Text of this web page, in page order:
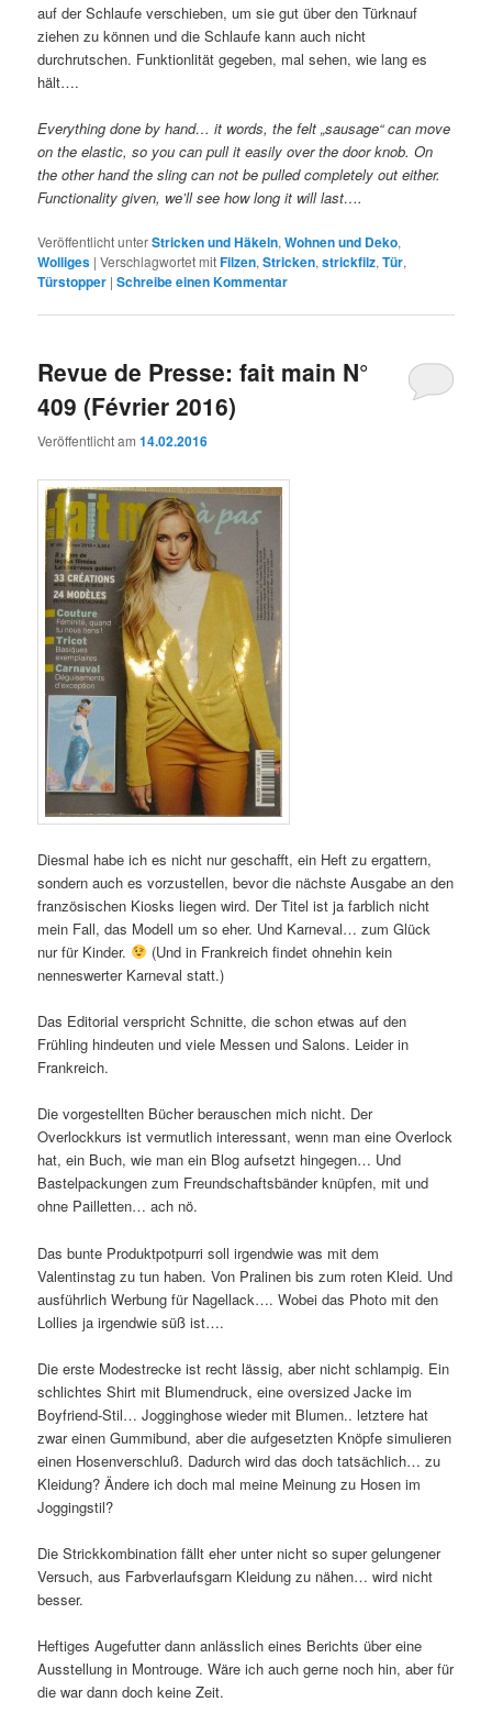
auf der Schlaufe verschieben, um sie gut über den Türknauf
ziehen zu können und die Schlaufe kann auch nicht
durchrutschen. Funktionlität gegeben, mal sehen, wie lang es
hält….
Everything done by hand… it words, the felt „sausage“ can move
on the elastic, so you can pull it easily over the door knob. On
the other hand the sling can not be pulled completely out either.
Functionality given, we’ll see how long it will last….
Veröffentlicht unterStricken und Häkeln,Wohnen und Deko,
Wolliges |Verschlagwortet mitFilzen,Stricken,strickfilz,Tür,
Türstopper |Schreibe einen Kommentar
Revue de Presse: fait main N°
409 (Février 2016)
Veröffentlicht am14.02.2016
Diesmal habe ich es nicht nur geschafft, ein Heft zu ergattern,
sondern auch es vorzustellen, bevor die nächste Ausgabe an den
französischen Kiosks liegen wird. Der Titel ist ja farblich nicht
mein Fall, das Modell um so eher. Und Karneval… zum Glück
nur für Kinder.
(Und in Frankreich findet ohnehin kein
nenneswerter Karneval statt.)
Das Editorial verspricht Schnitte, die schon etwas auf den
Frühling hindeuten und viele Messen und Salons. Leider in
Frankreich.
Die vorgestellten Bücher berauschen mich nicht. Der
Overlockkurs ist vermutlich interessant, wenn man eine Overlock
hat, ein Buch, wie man ein Blog aufsetzt hingegen… Und
Bastelpackungen zum Freundschaftsbänder knüpfen, mit und
ohne Pailletten… ach nö.
Das bunte Produktpotpurri soll irgendwie was mit dem
Valentinstag zu tun haben. Von Pralinen bis zum roten Kleid. Und
ausführlich Werbung für Nagellack…. Wobei das Photo mit den
Lollies ja irgendwie süß ist….
Die erste Modestrecke ist recht lässig, aber nicht schlampig. Ein
schlichtes Shirt mit Blumendruck, eine oversized Jacke im
Boyfriend-Stil… Jogginghose wieder mit Blumen.. letztere hat
zwar einen Gummibund, aber die aufgesetzten Knöpfe simulieren
einen Hosenverschluß. Dadurch wird das doch tatsächlich… zu
Kleidung? Ändere ich doch mal meine Meinung zu Hosen im
Joggingstil?
Die Strickkombination fällt eher unter nicht so super gelungener
Versuch, aus Farbverlaufsgarn Kleidung zu nähen… wird nicht
besser.
Heftiges Augefutter dann anlässlich eines Berichts über eine
Ausstellung in Montrouge. Wäre ich auch gerne noch hin, aber für
die war dann doch keine Zeit.